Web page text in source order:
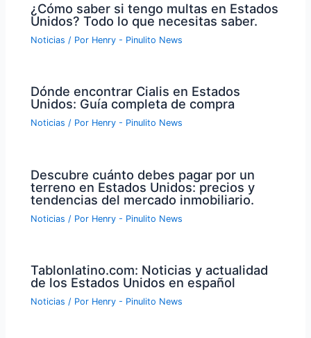
¿Cómo saber si tengo multas en Estados
Unidos? Todo lo que necesitas saber.
Noticias / Por Henry - Pinulito News
Dónde encontrar Cialis en Estados
Unidos: Guía completa de compra
Noticias / Por Henry - Pinulito News
Descubre cuánto debes pagar por un
terreno en Estados Unidos: precios y
tendencias del mercado inmobiliario.
Noticias / Por Henry - Pinulito News
Tablonlatino.com: Noticias y actualidad
de los Estados Unidos en español
Noticias / Por Henry - Pinulito News